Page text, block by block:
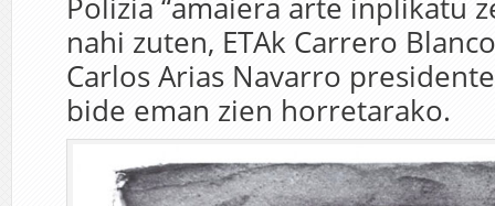
Polizia “amaiera arte inplikatu
nahi zuten, ETAk Carrero
Carlos Arias Navarro
bide eman zien horretarako.